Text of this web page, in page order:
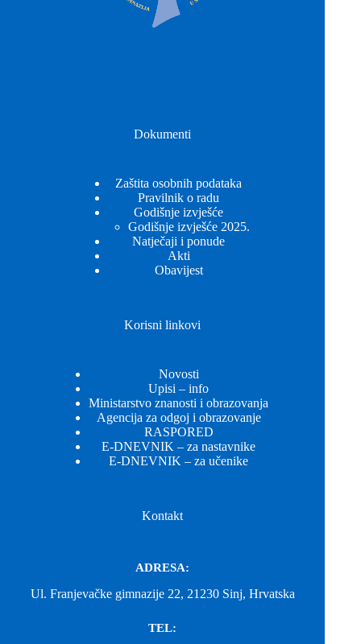
Dokumenti
Zaštita osobnih podataka
Pravilnik o radu
Godišnje izvješće
Godišnje izvješće 2025.
Natječaji i ponude
Akti
Obavijest
Korisni linkovi
Novosti
Upisi – info
Ministarstvo znanosti i obrazovanja
Agencija za odgoj i obrazovanje
RASPORED
E-DNEVNIK – za nastavnike
E-DNEVNIK – za učenike
Kontakt
ADRESA:
Ul. Franjevačke gimnazije 22, 21230 Sinj, Hrvatska
TEL: